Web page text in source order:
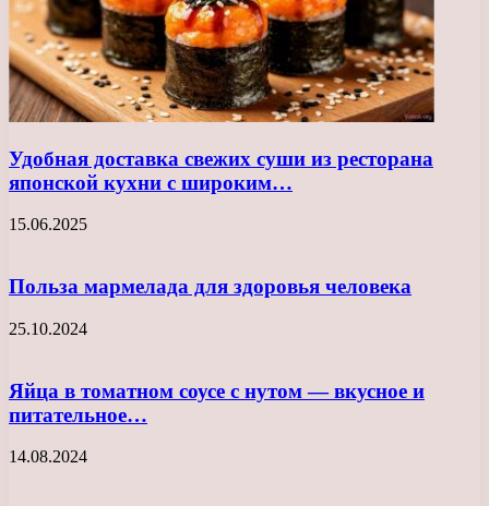
Удобная доставка свежих суши из ресторана
японской кухни с широким…
15.06.2025
Польза мармелада для здоровья человека
25.10.2024
Яйца в томатном соусе с нутом — вкусное и
питательное…
14.08.2024